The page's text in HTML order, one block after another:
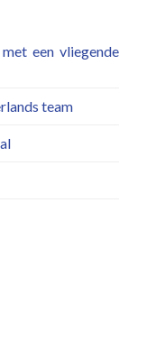
een vliegende
team